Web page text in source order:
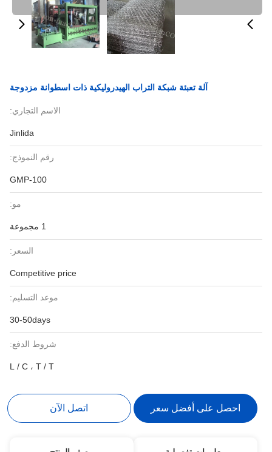
آلة تعبئة شبكة التراب الهيدروليكية ذات اسطوانة مزدوجة
الاسم التجاري:
Jinlida
رقم النموذج:
GMP-100
مو:
السعر:
Competitive price
موعد التسليم:
30-50days
شروط الدفع:
L / C ، T / T
احصل على أفضل سعر اتصل الآن